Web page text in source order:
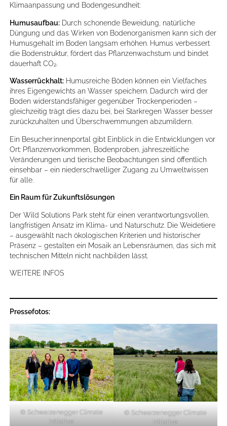
Klimaanpassung und Bodengesundheit:
Humusaufbau: Durch schonende Beweidung, natürliche
Düngung und das Wirken von Bodenorganismen kann sich der
Humusgehalt im Boden langsam erhöhen. Humus verbessert
die Bodenstruktur, fördert das Pflanzenwachstum und bindet
dauerhaft CO₂.
Wasserrückhalt: Humusreiche Böden können ein Vielfaches
ihres Eigengewichts an Wasser speichern. Dadurch wird der
Boden widerstandsfähiger gegenüber Trockenperioden –
gleichzeitig trägt dies dazu bei, bei Starkregen Wasser besser
zurückzuhalten und Überschwemmungen abzumildern.
Ein Besucher:innenportal gibt Einblick in die Entwicklungen vor
Ort: Pflanzenvorkommen, Bodenproben, jahreszeitliche
Veränderungen und tierische Beobachtungen sind öffentlich
einsehbar – ein niederschwelliger Zugang zu Umweltwissen
für alle.
Ein Raum für Zukunftslösungen
Der Wild Solutions Park steht für einen verantwortungsvollen,
langfristigen Ansatz im Klima- und Naturschutz. Die Weidetiere
– ausgewählt nach ökologischen Kriterien und historischer
Präsenz – gestalten ein Mosaik an Lebensräumen, das sich mit
technischen Mitteln nicht nachbilden lässt.
WEITERE INFOS
Pressefotos:
© Schwarzenegger Climate
Initiative
© Schwarzenegger Climate
Initiative